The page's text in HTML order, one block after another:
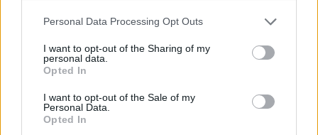
Please note that this website/app uses one or more Google
not limited to your visit or usage behaviour. You may click to
grant or deny consent to Google and its third-party tags to
use your data for below specified purposes in below Google
consent section.
Personal Data Processing Opt Outs
I want to opt-out of the Sharing of my
personal data.
Opted In
I want to opt-out of the Sale of my
Personal Data.
Opted In
Continua a leggere
SOSTENIBILITÀ